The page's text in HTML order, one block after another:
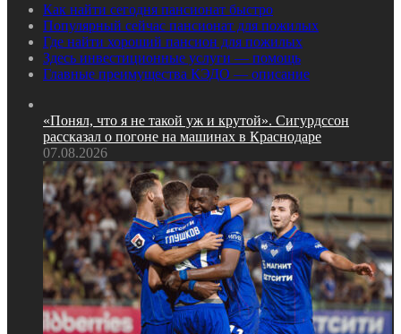
Как найти сегодня пансионат быстро
Популярный сейчас пансионат для пожилых
Где найти хороший пансион для пожилых
Здесь инвестиционные услуги — помощь
Главные преимущества КЭДО — описание
«Понял, что я не такой уж и крутой». Сигурдссон
рассказал о погоне на машинах в Краснодаре
07.08.2026